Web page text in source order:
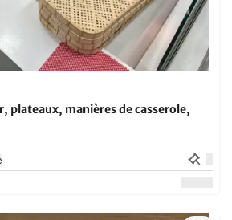
plateaux, manières de casserole,